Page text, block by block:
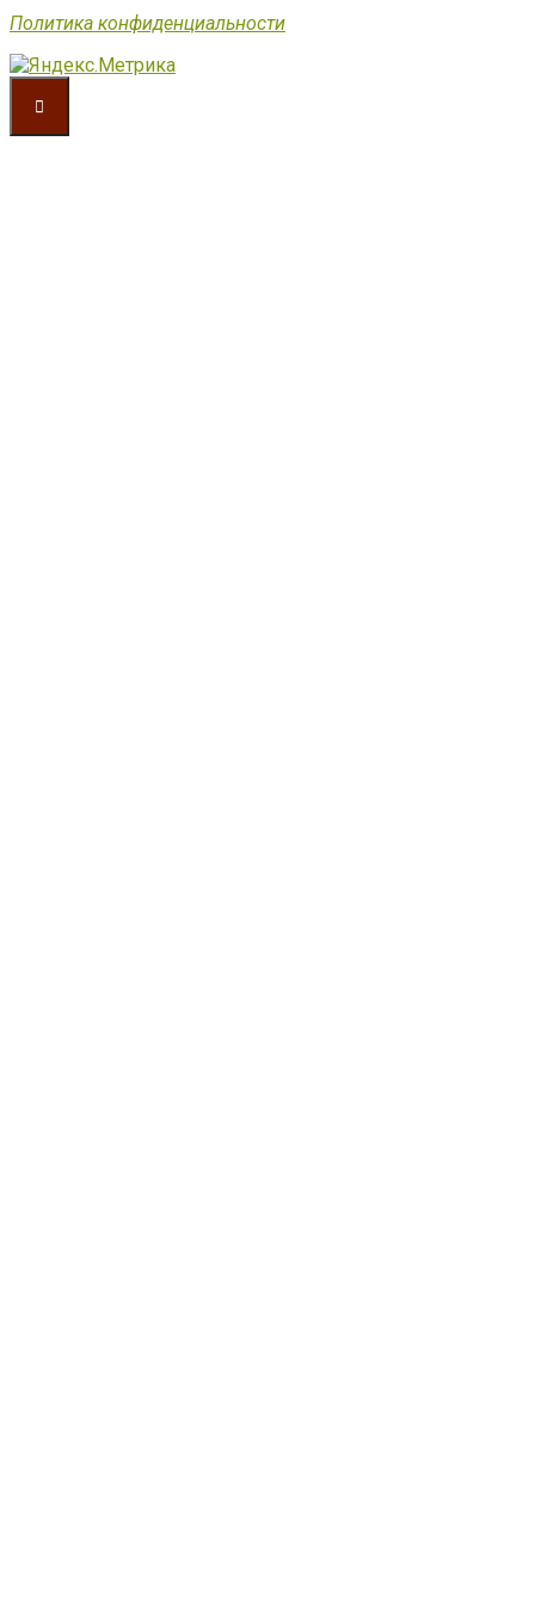
Политика конфиденциальности